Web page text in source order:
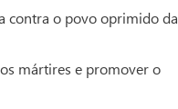
contra o povo oprimido da
mártires e promover o